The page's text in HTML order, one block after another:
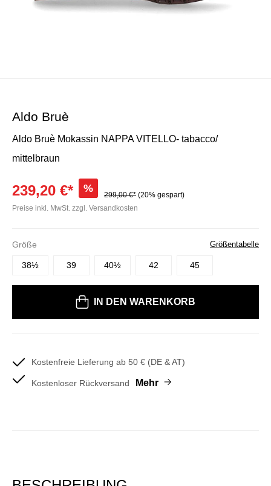
Aldo Bruè
Aldo Bruè Mokassin NAPPA VITELLO- tabacco/
mittelbraun
239,20 €* %
299,00 €* (20% gespart)
Preise inkl. MwSt. zzgl. Versandkosten
Größe Größentabelle
38½ 39 40½ 42 45
IN DEN WARENKORB
Kostenfreie Lieferung ab 50 € (DE & AT)
Kostenloser Rückversand Mehr